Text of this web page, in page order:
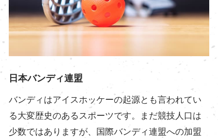
日本バンディ連盟
バンディはアイスホッケーの起源とも言われてい
る大変歴史のあるスポーツです。まだ競技人口は
少数ではありますが、国際バンディ連盟への加盟